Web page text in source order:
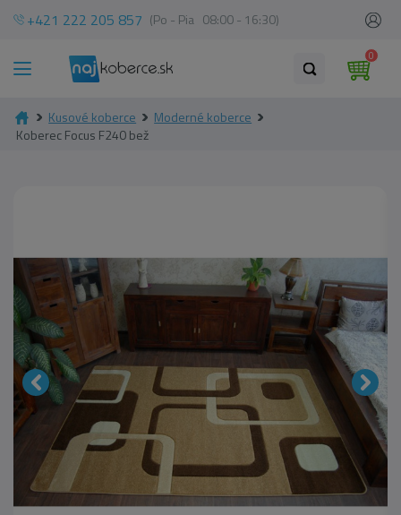
+421 222 205 857 (Po - Pia 08:00 - 16:30)
0
Kusové koberce
Moderné koberce
Koberec Focus F240 bež